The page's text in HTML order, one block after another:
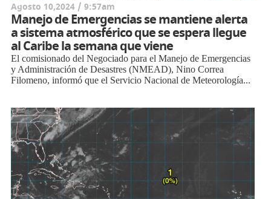
Agosto 10,2024 / 9:57am
Manejo de Emergencias se mantiene alerta
a sistema atmosférico que se espera llegue
al Caribe la semana que viene
El comisionado del Negociado para el Manejo de Emergencias
y Administración de Desastres (NMEAD), Nino Correa
Filomeno, informó que el Servicio Nacional de Meteorología...